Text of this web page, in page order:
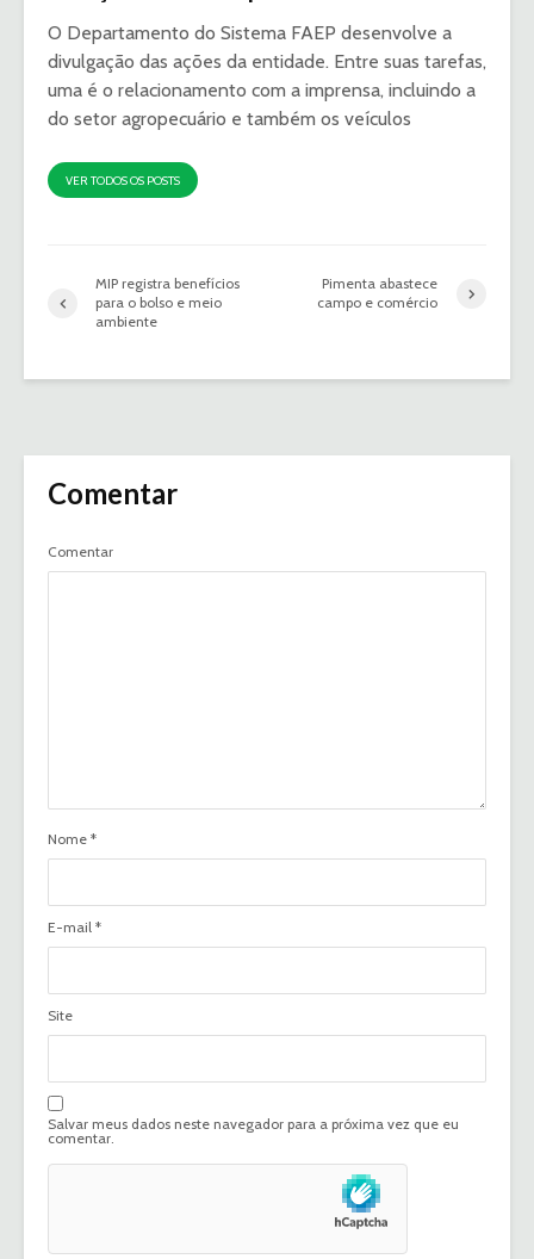
O Departamento do Sistema FAEP desenvolve a
divulgação das ações da entidade. Entre suas tarefas,
uma é o relacionamento com a imprensa, incluindo a
do setor agropecuário e também os veículos
VER TODOS OS POSTS
MIP registra benefícios
para o bolso e meio
ambiente
Pimenta abastece
campo e comércio
Comentar
Comentar
Nome *
E-mail *
Site
Salvar meus dados neste navegador para a próxima vez que eu
comentar.